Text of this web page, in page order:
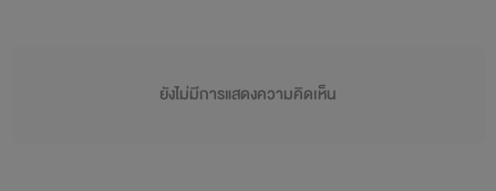
ยังไม่มีการแสดงความคิดเห็น